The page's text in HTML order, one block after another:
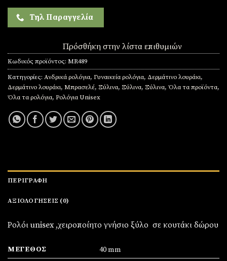
Τηλ Παραγγελία
Πρόσθήκη στην λίστα επιθυμιών
Κωδικός προϊόντος: MR489
Κατηγορίες: Ανδρικά ρολόγια, Γυναικεία ρολόγια, Δερμάτινο λουράκι,
Δερμάτινο λουράκι, Μπρασελέ, Ξύλινα, Ξύλινα, Ξύλινα, Όλα τα προϊόντα,
Όλα τα ρολόγια, Ρολόγια Unisex
ΠΕΡΙΓΡΑΦΉ
ΑΞΙΟΛΟΓΉΣΕΙΣ (0)
Ρολόι unisex ,χειροποίητο γνήσιο ξύλο σε κουτάκι δώρου
ΜΈΓΕΘΟΣ
40 mm